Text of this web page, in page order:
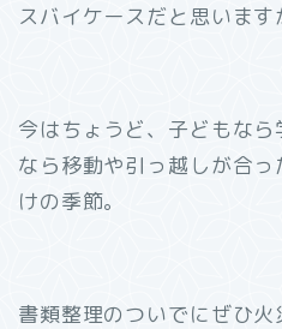
スバイケースだと思います
今はちょうど、子どもな
なら移動や引っ越しが合
けの季節。
書類整理のついでにぜひ